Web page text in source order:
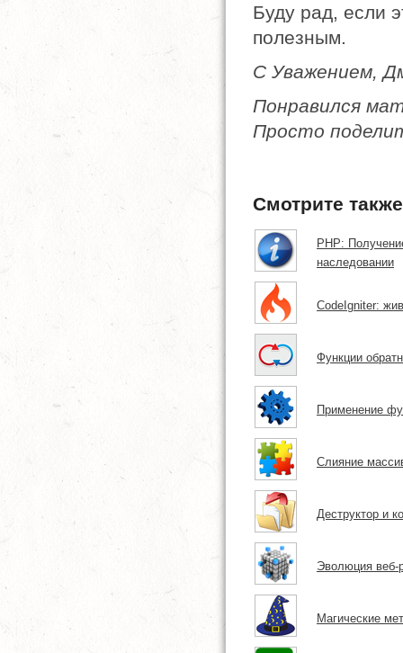
Буду рад, если
полезным.
С Уважением,
Понравился
Просто
Смотрите
PHP:
наследовании
CodeIgniter:
Функции
Применение
Слияние
Деструктор и
Эволюция веб-
Магические